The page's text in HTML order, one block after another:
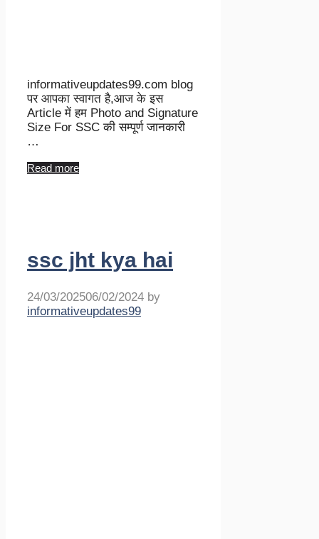
informativeupdates99.com blog
पर आपका स्वागत है,आज के इस
Article में हम Photo and Signature
Size For SSC की सम्पूर्ण जानकारी
…
Read more
ssc jht kya hai
24/03/202506/02/2024 by
informativeupdates99